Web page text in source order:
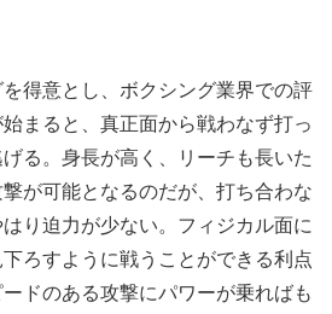
得意とし、ボクシング業界での評
まると、真正面から戦わなず打っ
る。身長が高く、リーチも長いた
が可能となるのだが、打ち合わな
り迫力が少ない。フィジカル面に
ろすように戦うことができる利点
ドのある攻撃にパワーが乗ればも